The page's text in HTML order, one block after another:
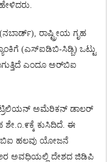
.
(ನಬಾರ್ಡ್), ರಾಷ್ಟ್ರೀಯ ಗೃಹ
(ಎಸ್ಐಡಿಬಿ-ಸಿಡ್ಬಿ) ಒಟ್ಟು
ಎಂದೂ ಅರ್ಬಿಐ
ಅಮೆರಿಕನ್ ಡಾಲರ್
ಶೇ.೧.೯ಕ್ಕೆ ಕುಸಿದಿದೆ. ಈ
ಬಿಐ ಹಲವು ಯೋಜನೆ
ಅವಧಿಯಲ್ಲಿ ದೇಶದ ಜಿಡಿಪಿ